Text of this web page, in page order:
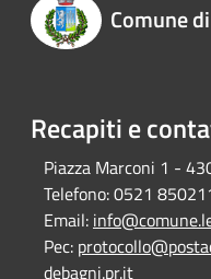
Comune
Recapiti e
Piazza Marconi 1 -
Telefono:0521
Email:
Pec:
debagni.pr.it